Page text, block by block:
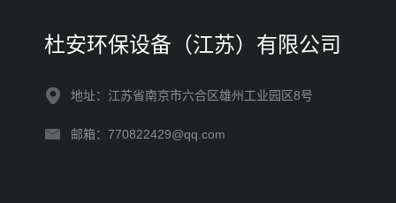
杜安环保设备（江苏）有限公司
地址：江苏省南京市六合区雄州工业园区8号
邮箱：770822429@qq.com